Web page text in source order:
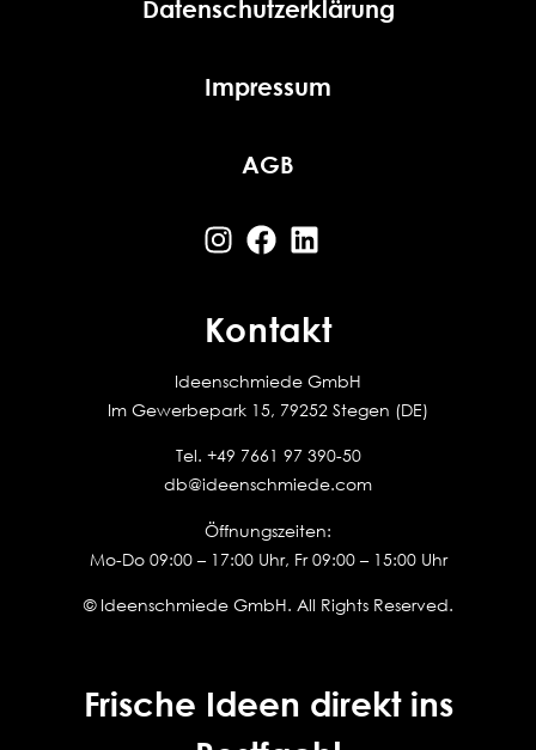
Datenschutzerklärung
Impressum
AGB
Kontakt
Ideenschmiede GmbH
Im Gewerbepark 15, 79252 Stegen (DE)
Tel. +49 7661 97 390-50
db@ideenschmiede.com
Öffnungszeiten:
Mo-Do 09:00 – 17:00 Uhr, Fr 09:00 – 15:00 Uhr
© Ideenschmiede GmbH. All Rights Reserved.
Frische Ideen direkt ins